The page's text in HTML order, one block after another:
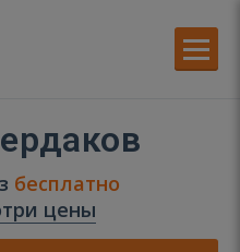
бесплатно
цены